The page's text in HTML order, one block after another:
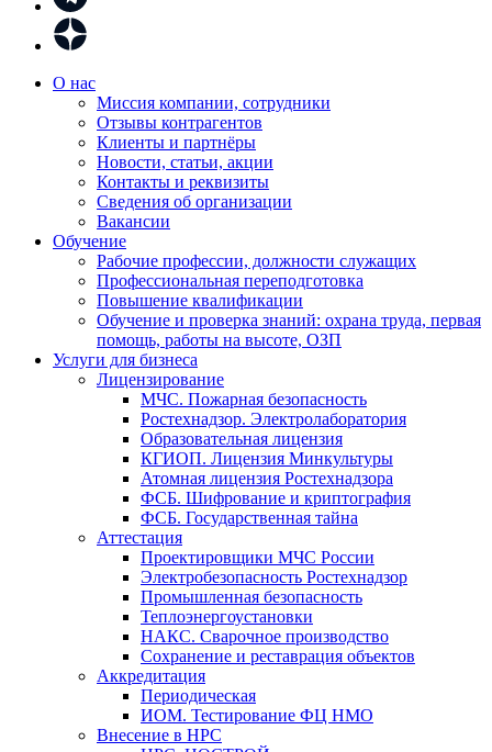
О нас
Миссия компании, сотрудники
Отзывы контрагентов
Клиенты и партнёры
Новости, статьи, акции
Контакты и реквизиты
Сведения об организации
Вакансии
Обучение
Рабочие профессии, должности служащих
Профессиональная переподготовка
Повышение квалификации
Обучение и проверка знаний: охрана труда, первая
помощь, работы на высоте, ОЗП
Услуги для бизнеса
Лицензирование
МЧС. Пожарная безопасность
Ростехнадзор. Электролаборатория
Образовательная лицензия
КГИОП. Лицензия Минкультуры
Атомная лицензия Ростехнадзора
ФСБ. Шифрование и криптография
ФСБ. Государственная тайна
Аттестация
Проектировщики МЧС России
Электробезопасность Ростехнадзор
Промышленная безопасность
Теплоэнергоустановки
НАКС. Сварочное производство
Сохранение и реставрация объектов
Аккредитация
Периодическая
ИОМ. Тестирование ФЦ НМО
Внесение в НРС